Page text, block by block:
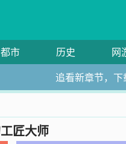
都市 历史 网
追看新章节，
匠大师